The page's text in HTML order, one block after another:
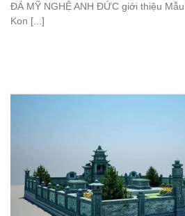
ĐÁ MỸ NGHỆ ANH ĐỨC giới thiệu
Kon [...]